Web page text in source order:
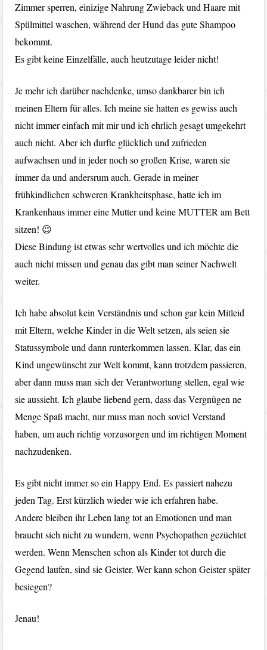
Zimmer sperren, einizige Nahrung Zwieback und Haare mit
Spülmittel waschen, während der Hund das gute Shampoo
bekommt.
Es gibt keine Einzelfälle, auch heutzutage leider nicht!
Je mehr ich darüber nachdenke, umso dankbarer bin ich
meinen Eltern für alles. Ich meine sie hatten es gewiss auch
nicht immer einfach mit mir und ich ehrlich gesagt umgekehrt
auch nicht. Aber ich durfte glücklich und zufrieden
aufwachsen und in jeder noch so großen Krise, waren sie
immer da und andersrum auch. Gerade in meiner
frühkindlichen schweren Krankheitsphase, hatte ich im
Krankenhaus immer eine Mutter und keine MUTTER am Bett
sitzen! 😉
Diese Bindung ist etwas sehr wertvolles und ich möchte die
auch nicht missen und genau das gibt man seiner Nachwelt
weiter.
Ich habe absolut kein Verständnis und schon gar kein Mitleid
mit Eltern, welche Kinder in die Welt setzen, als seien sie
Statussymbole und dann runterkommen lassen. Klar, das ein
Kind ungewünscht zur Welt kommt, kann trotzdem passieren,
aber dann muss man sich der Verantwortung stellen, egal wie
sie aussieht. Ich glaube liebend gern, dass das Vergnügen ne
Menge Spaß macht, nur muss man noch soviel Verstand
haben, um auch richtig vorzusorgen und im richtigen Moment
nachzudenken.
Es gibt nicht immer so ein Happy End. Es passiert nahezu
jeden Tag. Erst kürzlich wieder wie ich erfahren habe.
Andere bleiben ihr Leben lang tot an Emotionen und man
braucht sich nicht zu wundern, wenn Psychopathen gezüchtet
werden. Wenn Menschen schon als Kinder tot durch die
Gegend laufen, sind sie Geister. Wer kann schon Geister später
besiegen?
Jenau!